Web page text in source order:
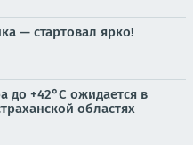
— стартовал ярко!
до +42°C ожидается в
областях